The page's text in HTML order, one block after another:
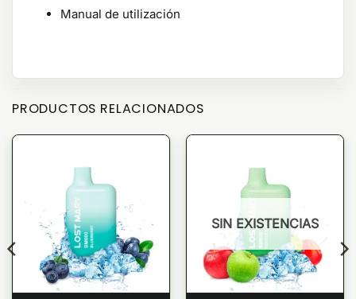
Manual de utilización
PRODUCTOS RELACIONADOS
SIN EXISTENCIAS